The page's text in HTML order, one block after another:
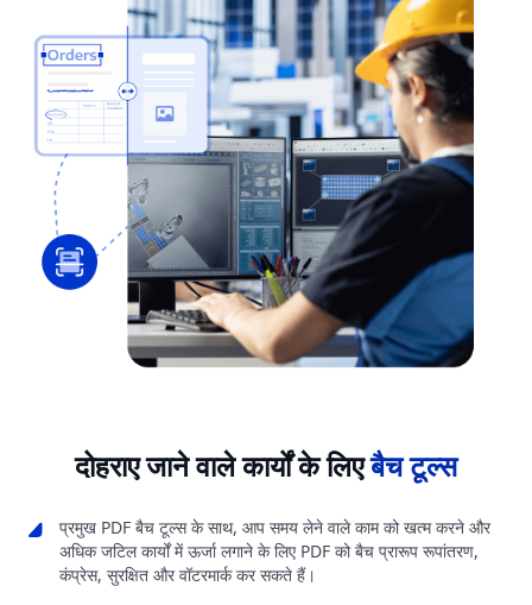
दोहराए जाने वाले कार्यों के लिएबैच टूल्स
प्रमुख PDF बैच टूल्स के साथ, आप समय लेने वाले काम को खत्म करने और
अधिक जटिल कार्यों में ऊर्जा लगाने के लिए PDF को बैच प्रारूप रूपांतरण,
कंप्रेस, सुरक्षित और वॉटरमार्क कर सकते हैं।